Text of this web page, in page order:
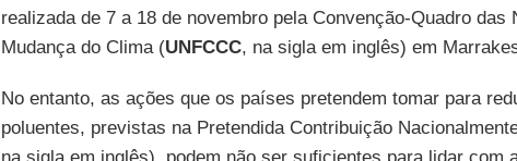
realizada de 7 a 18 de novembro pela Convenção-Quadro das
Mudança do Clima (UNFCCC, na sigla em inglês) em
No entanto, as ações que os países pretendem tomar para
poluentes, previstas na Pretendida Contribuição